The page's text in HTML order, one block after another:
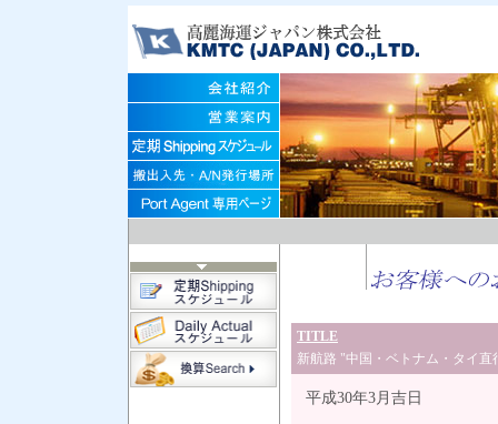
TITLE
新航路 "中国・ベトナム・タイ
平成30年3月吉日